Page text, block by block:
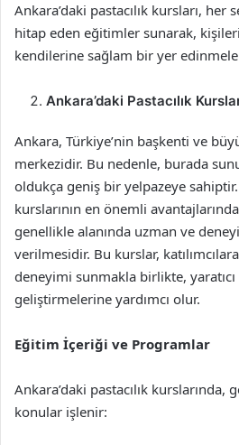
Ankara’daki pastacılık kursları, her
hitap eden eğitimler sunarak,
kendilerine sağlam bir yer
Ankara’daki Pastacılık
Ankara, Türkiye’nin başkenti ve
merkezidir. Bu nedenle, burada
oldukça geniş bir yelpazeye sahiptir.
kurslarının en önemli
genellikle alanında uzman ve
verilmesidir. Bu kurslar,
deneyimi sunmakla birlikte,
geliştirmelerine yardımcı olur.
Eğitim İçeriği ve Programlar
Ankara’daki pastacılık kurslarında,
konular işlenir: